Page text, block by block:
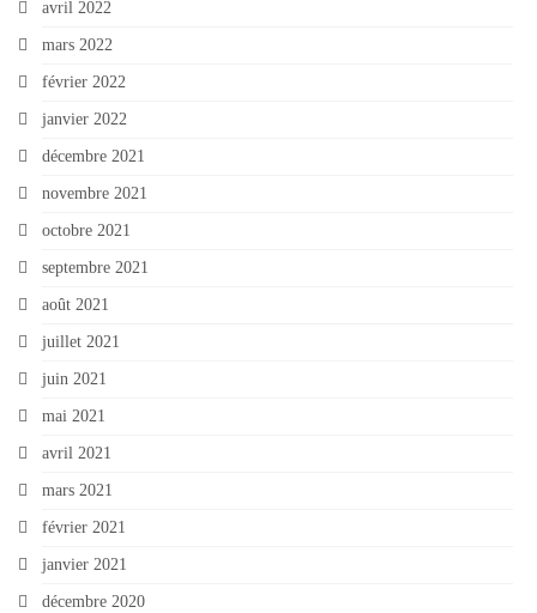
avril 2022
mars 2022
février 2022
janvier 2022
décembre 2021
novembre 2021
octobre 2021
septembre 2021
août 2021
juillet 2021
juin 2021
mai 2021
avril 2021
mars 2021
février 2021
janvier 2021
décembre 2020